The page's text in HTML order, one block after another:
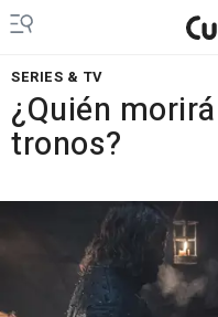
SERIES & TV
¿Quién
tronos?